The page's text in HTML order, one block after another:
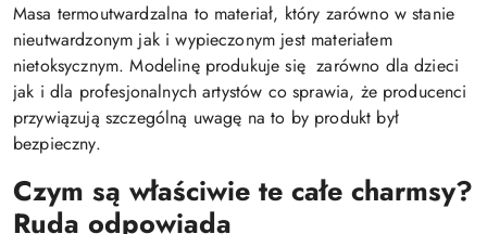
Masa termoutwardzalna to materiał, który zarówno w stanie
nieutwardzonym jak i wypieczonym jest materiałem
nietoksycznym. Modelinę produkuje się zarówno dla dzieci
jak i dla profesjonalnych artystów co sprawia, że producenci
przywiązują szczególną uwagę na to by produkt był
bezpieczny.
Czym są właściwie te całe charmsy?
Ruda odpowiada